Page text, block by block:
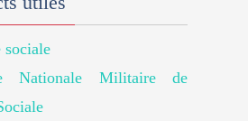
sociale
Nationale Militaire de